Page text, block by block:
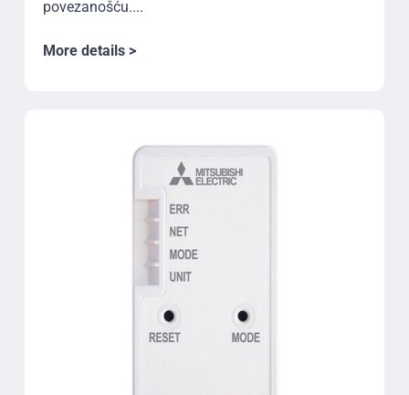
povezanošću....
More details >